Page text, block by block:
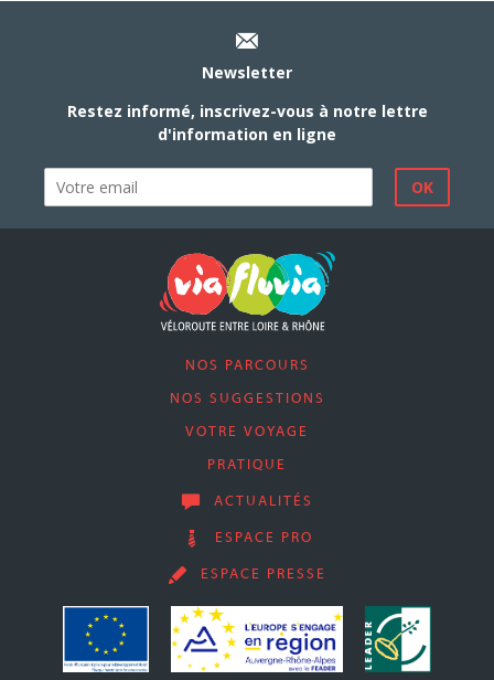
Newsletter
Restez informé, inscrivez-vous à notre lettre
d'information en ligne
NOS PARCOURS
NOS SUGGESTIONS
VOTRE VOYAGE
PRATIQUE
ACTUALITÉS
ESPACE PRO
ESPACE PRESSE